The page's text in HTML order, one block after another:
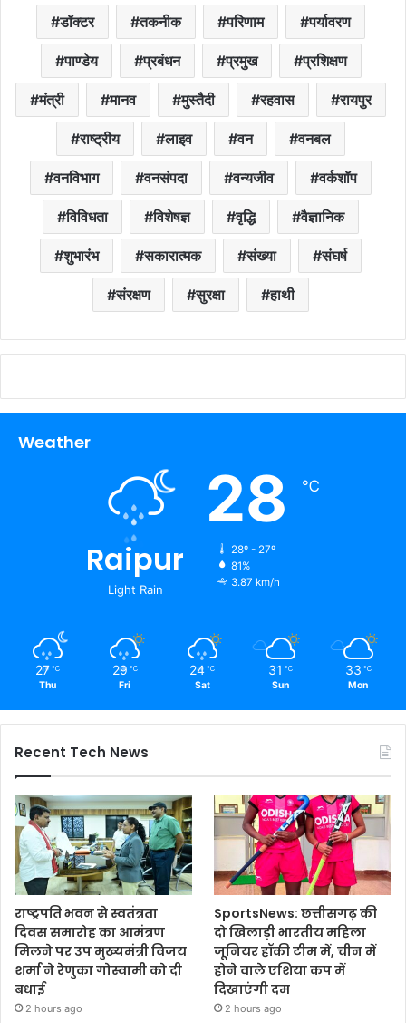
डॉक्टर तकनीक परिणाम पर्यावरण
पाण्डेय प्रबंधन प्रमुख प्रशिक्षण
मंत्री मानव मुस्तैदी रहवास रायपुर
राष्ट्रीय लाइव वन वनबल
वनविभाग वनसंपदा वन्यजीव वर्कशॉप
विविधता विशेषज्ञ वृद्धि वैज्ञानिक
शुभारंभ सकारात्मक संख्या संघर्ष
संरक्षण सुरक्षा हाथी
Weather
Raipur
Light Rain
28 ℃
28º - 27º
81%
3.87 km/h
27 ℃
Thu
29 ℃
Fri
24 ℃
Sat
31 ℃
Sun
33 ℃
Mon
Recent Tech News
राष्ट्रपति भवन से स्वतंत्रता
दिवस समारोह का आमंत्रण
मिलने पर उप मुख्यमंत्री विजय
शर्मा ने रेणुका गोस्वामी को दी
बधाई
2 hours ago
SportsNews: छत्तीसगढ़ की
दो खिलाड़ी भारतीय महिला
जूनियर हॉकी टीम में, चीन में
होने वाले एशिया कप में
दिखाएंगी दम
2 hours ago